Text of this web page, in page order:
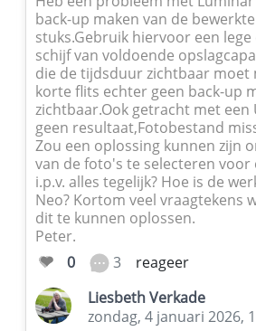
back-up maken van de
stuks.Gebruik hiervoor een
schijf van voldoende
die de tijdsduur zichtbaar moet
korte flits echter geen back-up
zichtbaar.Ook getracht met een
geen resultaat,Fotobestand
Zou een oplossing kunnen zijn
van de foto's te selecteren voor
i.p.v. alles tegelijk? Hoe is de
Neo? Kortom veel vraagtekens
dit te kunnen oplossen.
Peter.
0
3
reageer
Liesbeth Verkade
zondag, 4 januari 2026,